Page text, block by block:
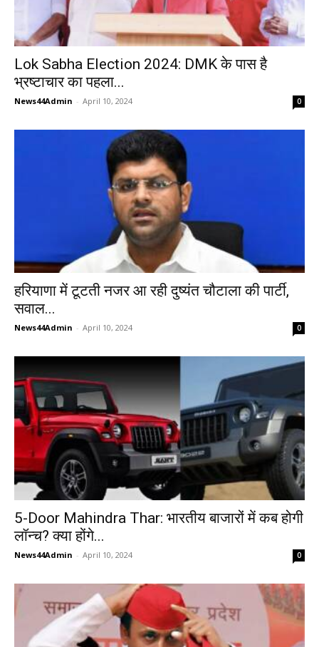
Lok Sabha Election 2024: DMK के पास है
भ्रष्टाचार का पहला...
News44Admin - April 10, 2024 0
हरियाणा में टूटती नजर आ रही दुष्यंत चौटाला की पार्टी,
सवाल...
News44Admin - April 10, 2024 0
5-Door Mahindra Thar: भारतीय बाजारों में कब होगी
लॉन्च? क्या होंगे...
News44Admin - April 10, 2024 0